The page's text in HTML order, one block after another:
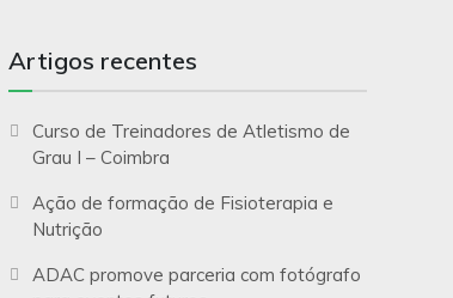
Artigos recentes
Curso de Treinadores de Atletismo de
Grau I – Coimbra
Ação de formação de Fisioterapia e
Nutrição
ADAC promove parceria com fotógrafo